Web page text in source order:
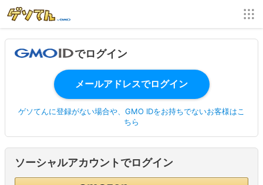
でログイン
ゲソてんに登録がない場合や、GMO IDをお持ちでないお客様はこ
ちら
ソーシャルアカウントでログイン